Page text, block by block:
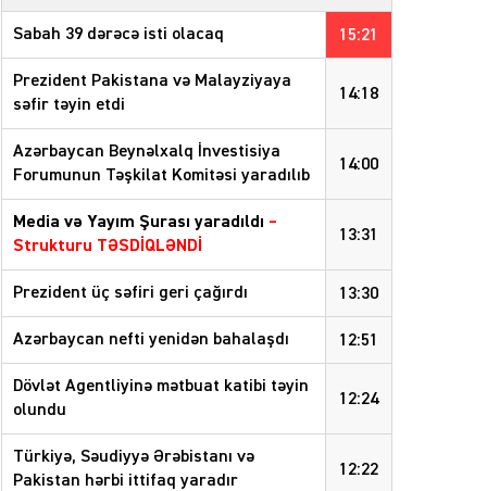
15:21
Sabah 39 dərəcə isti olacaq
14:18
Prezident Pakistana və Malayziyaya
səfir təyin etdi
14:00
Azərbaycan Beynəlxalq İnvestisiya
Forumunun Təşkilat Komitəsi yaradılıb
13:31
Media və Yayım Şurası yaradıldı –
Strukturu TƏSDİQLƏNDİ
13:30
Prezident üç səfiri geri çağırdı
12:51
Azərbaycan nefti yenidən bahalaşdı
12:24
Dövlət Agentliyinə mətbuat katibi təyin
olundu
12:22
Türkiyə, Səudiyyə Ərəbistanı və
Pakistan hərbi ittifaq yaradır